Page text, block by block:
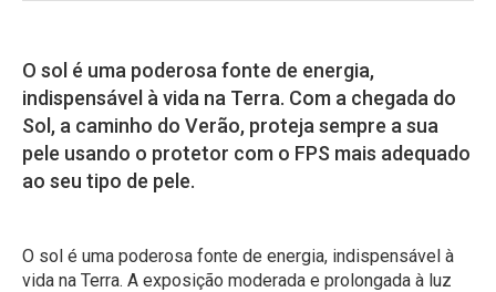
O sol é uma poderosa fonte de energia,
indispensável à vida na Terra. Com a chegada do
Sol, a caminho do Verão, proteja sempre a sua
pele usando o protetor com o FPS mais adequado
ao seu tipo de pele.
O sol é uma poderosa fonte de energia, indispensável à
vida na Terra. A exposição moderada e prolongada à luz